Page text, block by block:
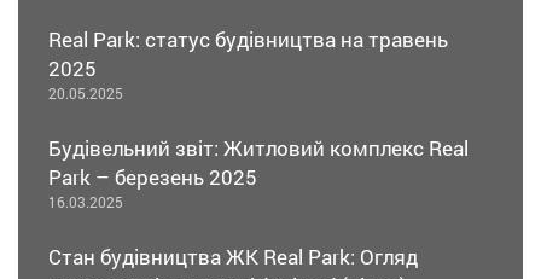
Real Park: статус будівництва на травень
2025
20.05.2025
Будівельний звіт: Житловий комплекс Real
Park – березень 2025
16.03.2025
Стан будівництва ЖК Real Park: Огляд